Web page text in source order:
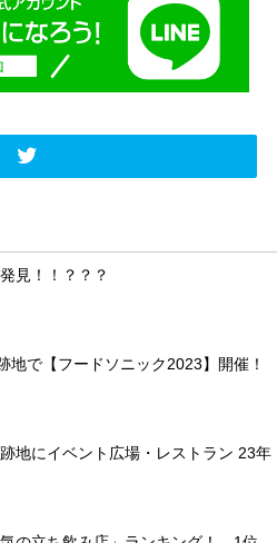
見！！？？？
地で【フードソニック2023】開催！
地にイベント広場・レストラン 23年